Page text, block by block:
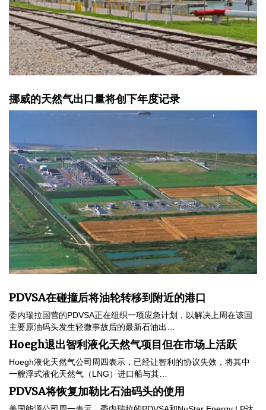
挪威的天然气出口量将创下年度记录
PDVSA在碰撞后将油轮转移到附近的港口
委内瑞拉国营的PDVSA正在组织一项应急计划，以解决上周在该国
主要原油码头发生轻微事故后的最新石油出…
Hoegh退出智利液化天然气项目但在市场上活跃
Hoegh液化天然气公司周四表示，已经让智利的协议失效，将其中
一艘浮式液化天然气（LNG）进口船与其…
PDVSA将恢复加勒比石油码头的使用